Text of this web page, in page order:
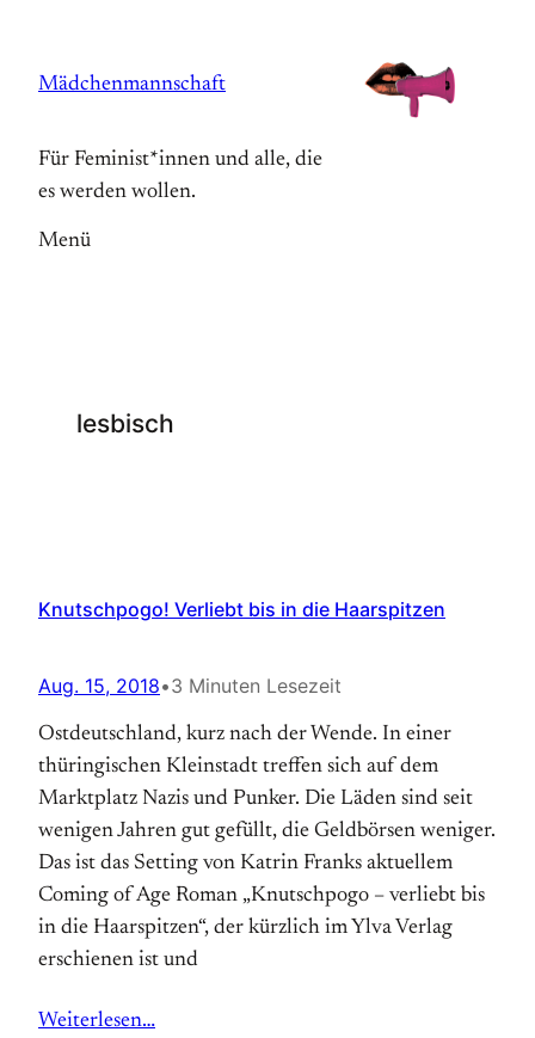
springen
Mädchenmannschaft
Für Feminist*innen und alle, die
es werden wollen.
Menü
lesbisch
Knutschpogo! Verliebt bis in die Haarspitzen
Aug. 15, 2018•3 Minuten Lesezeit
Ostdeutschland, kurz nach der Wende. In einer
thüringischen Kleinstadt treffen sich auf dem
Marktplatz Nazis und Punker. Die Läden sind seit
wenigen Jahren gut gefüllt, die Geldbörsen weniger.
Das ist das Setting von Katrin Franks aktuellem
Coming of Age Roman „Knutschpogo – verliebt bis
in die Haarspitzen“, der kürzlich im Ylva Verlag
erschienen ist und
Weiterlesen…